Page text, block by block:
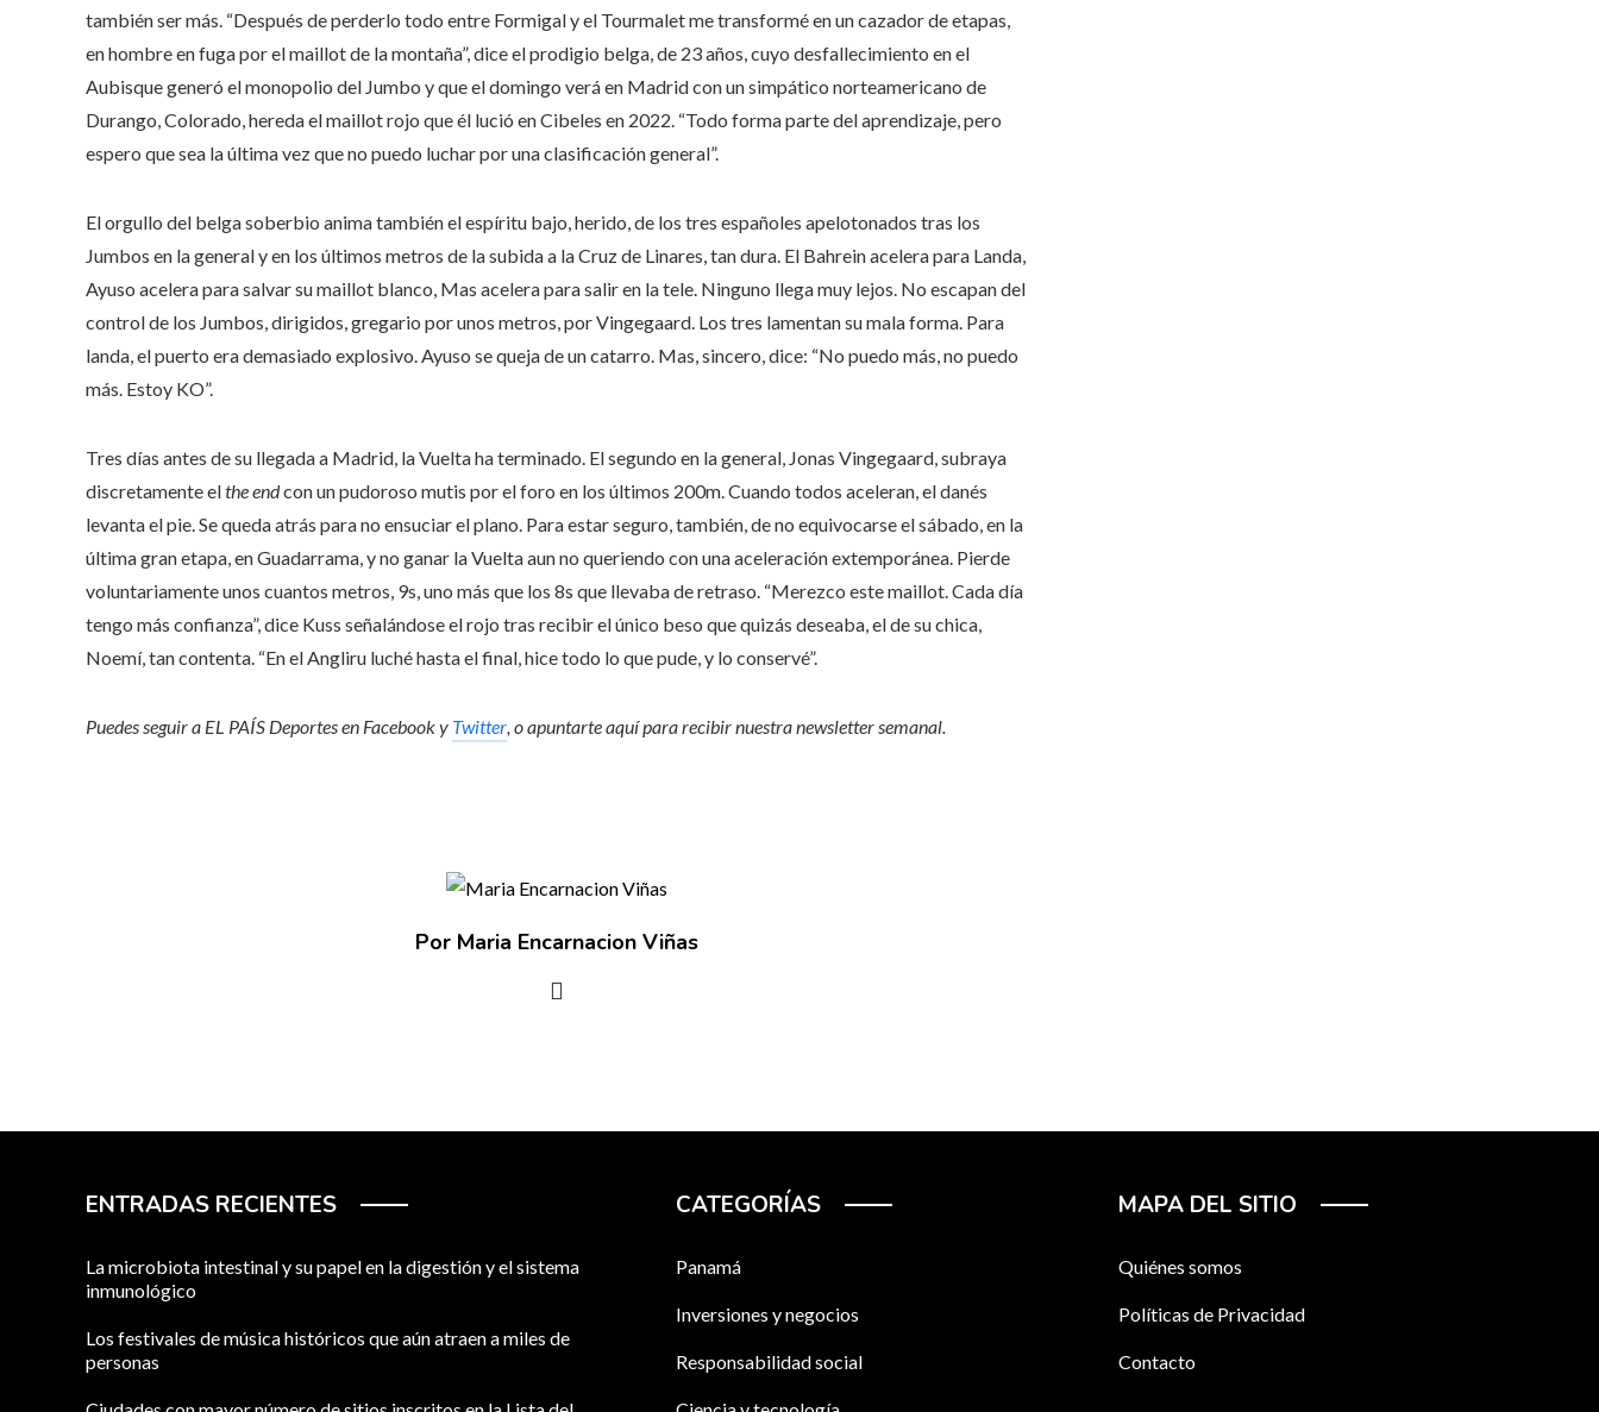
también ser más. “Después de perderlo todo entre Formigal y el Tourmalet me transformé en un cazador de etapas,
en hombre en fuga por el maillot de la montaña”, dice el prodigio belga, de 23 años, cuyo desfallecimiento en el
Aubisque generó el monopolio del Jumbo y que el domingo verá en Madrid con un simpático norteamericano de
Durango, Colorado, hereda el maillot rojo que él lució en Cibeles en 2022. “Todo forma parte del aprendizaje, pero
espero que sea la última vez que no puedo luchar por una clasificación general”.
El orgullo del belga soberbio anima también el espíritu bajo, herido, de los tres españoles apelotonados tras los
Jumbos en la general y en los últimos metros de la subida a la Cruz de Linares, tan dura. El Bahrein acelera para Landa,
Ayuso acelera para salvar su maillot blanco, Mas acelera para salir en la tele. Ninguno llega muy lejos. No escapan del
control de los Jumbos, dirigidos, gregario por unos metros, por Vingegaard. Los tres lamentan su mala forma. Para
landa, el puerto era demasiado explosivo. Ayuso se queja de un catarro. Mas, sincero, dice: “No puedo más, no puedo
más. Estoy KO”.
Tres días antes de su llegada a Madrid, la Vuelta ha terminado. El segundo en la general, Jonas Vingegaard, subraya
discretamente elthe endcon un pudoroso mutis por el foro en los últimos 200m. Cuando todos aceleran, el danés
levanta el pie. Se queda atrás para no ensuciar el plano. Para estar seguro, también, de no equivocarse el sábado, en la
última gran etapa, en Guadarrama, y no ganar la Vuelta aun no queriendo con una aceleración extemporánea. Pierde
voluntariamente unos cuantos metros, 9s, uno más que los 8s que llevaba de retraso. “Merezco este maillot. Cada día
tengo más confianza”, dice Kuss señalándose el rojo tras recibir el único beso que quizás deseaba, el de su chica,
Noemí, tan contenta. “En el Angliru luché hasta el final, hice todo lo que pude, y lo conservé”.
Puedes seguir a EL PAÍS Deportes en Facebooky Twitter, o apuntarte aquí para recibirnuestra newsletter semanal.
Por Maria Encarnacion Viñas
ENTRADAS RECIENTES
La microbiota intestinal y su papel en la digestión y el sistema
inmunológico
Los festivales de música históricos que aún atraen a miles de
personas
CATEGORÍAS
Panamá
Inversiones y negocios
Responsabilidad social
MAPA DEL SITIO
Quiénes somos
Políticas de Privacidad
Contacto